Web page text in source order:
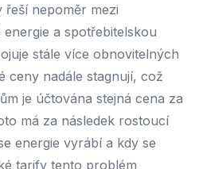
řeší nepoměr mezi
a spotřebitelskou
stále více obnovitelných
ceny nadále stagnují, což
je účtována stejná cena za
má za následek rostoucí
energie vyrábí a kdy se
tarify tento problém